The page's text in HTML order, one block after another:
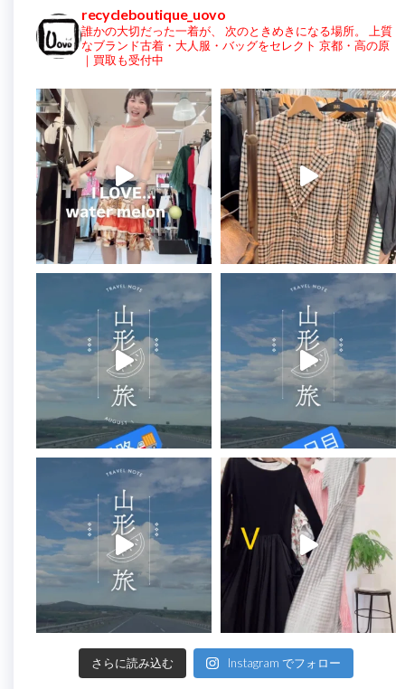
recycleboutique_uovo
誰かの大切だった一着が、 次のときめきになる場所。
上質
なブランド古着・大人服・バッグをセレクト 京都・高の原
｜買取も受付中
さらに読み込む Instagram でフォロー